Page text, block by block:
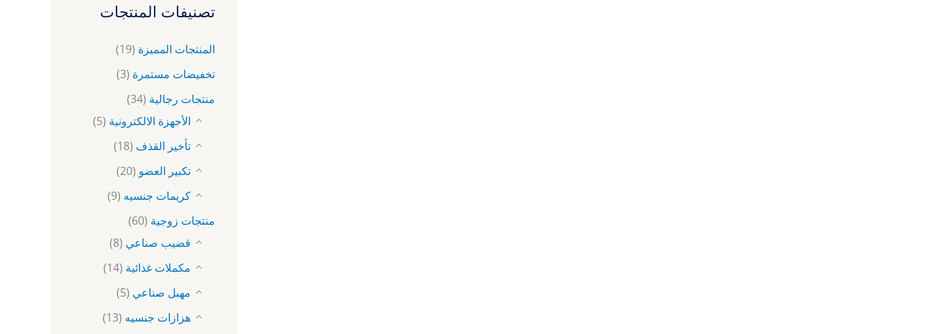
تصنيفات المنتجات
المنتجات المميزة (19)
تخفيضات مستمرة (3)
منتجات رجالية (34)
الأجهزة الالكترونية (5)
تأخير القذف (18)
تكبير العضو (20)
كريمات جنسيه (9)
منتجات زوجية (60)
قضيب صناعي (8)
مكملات غذائية (14)
مهبل صناعي (5)
هزازات جنسيه (13)